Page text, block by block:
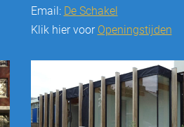
Email: De Schakel
Klik hier voor Openingstijden